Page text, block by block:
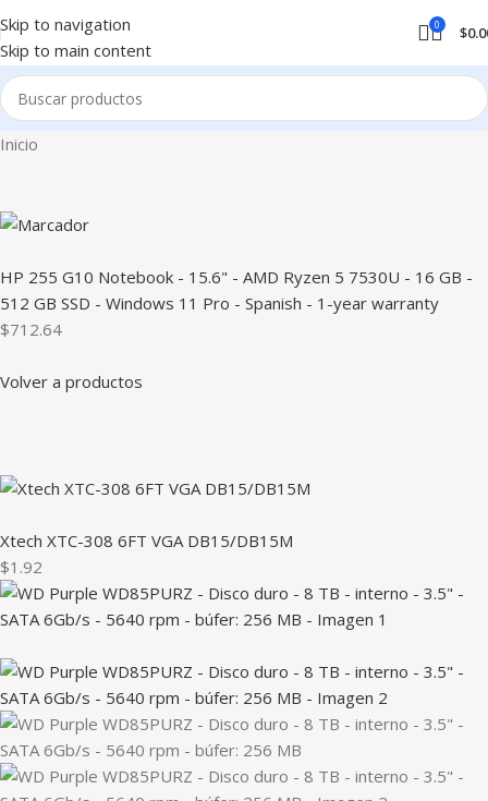
Skip to navigation
Skip to main content
0 $
Inicio
HP 255 G10 Notebook - 15.6" - AMD Ryzen 5 7530U - 16 GB -
512 GB SSD - Windows 11 Pro - Spanish - 1-year warranty
$712.64
Volver a productos
Xtech XTC-308 6FT VGA DB15/DB15M
$1.92